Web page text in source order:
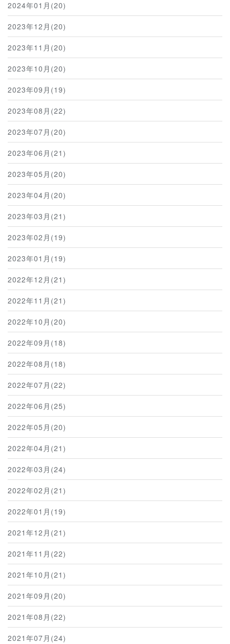
2024年01月(20)
2023年12月(20)
2023年11月(20)
2023年10月(20)
2023年09月(19)
2023年08月(22)
2023年07月(20)
2023年06月(21)
2023年05月(20)
2023年04月(20)
2023年03月(21)
2023年02月(19)
2023年01月(19)
2022年12月(21)
2022年11月(21)
2022年10月(20)
2022年09月(18)
2022年08月(18)
2022年07月(22)
2022年06月(25)
2022年05月(20)
2022年04月(21)
2022年03月(24)
2022年02月(21)
2022年01月(19)
2021年12月(21)
2021年11月(22)
2021年10月(21)
2021年09月(20)
2021年08月(22)
2021年07月(24)